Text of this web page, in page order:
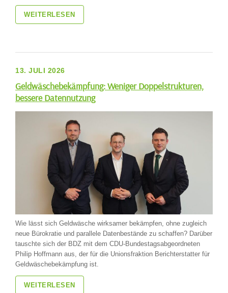
WEITERLESEN
13. JULI 2026
Geldwäschebekämpfung: Weniger Doppelstrukturen,
bessere Datennutzung
Wie lässt sich Geldwäsche wirksamer bekämpfen, ohne zugleich
neue Bürokratie und parallele Datenbestände zu schaffen? Darüber
tauschte sich der BDZ mit dem CDU-Bundestagsabgeordneten
Philip Hoffmann aus, der für die Unionsfraktion Berichterstatter für
Geldwäschebekämpfung ist.
WEITERLESEN